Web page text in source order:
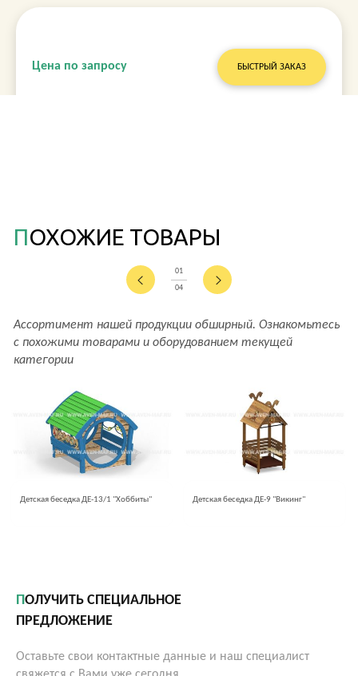
Цена по запросу БЫСТРЫЙ ЗАКАЗ
ПОХОЖИЕ ТОВАРЫ
Ассортимент нашей продукции обширный. Ознакомьтесь
с похожими товарами и оборудованием текущей
категории
01
04
Детская беседка ДЕ-13/1 "Хоббиты" Детская беседка ДЕ-9 "Викинг"
ПОЛУЧИТЬ СПЕЦИАЛЬНОЕ
ПРЕДЛОЖЕНИЕ
Оставьте свои контактные данные и наш специалист